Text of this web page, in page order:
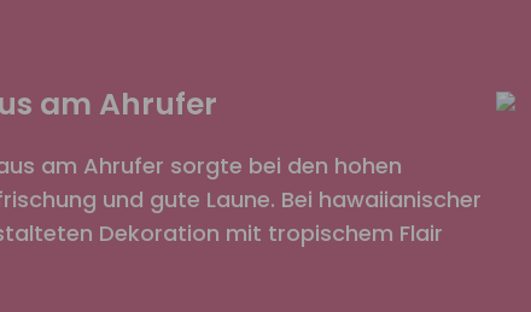
am Ahrufer
am Ahrufer sorgte bei den hohen
und gute Laune. Bei hawaiianischer
Dekoration mit tropischem Flair